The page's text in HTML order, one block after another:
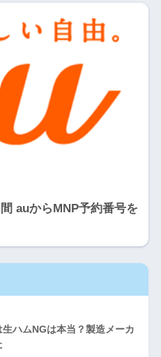
auからMNP予約番号を
ハムNGは本当？製造メーカ